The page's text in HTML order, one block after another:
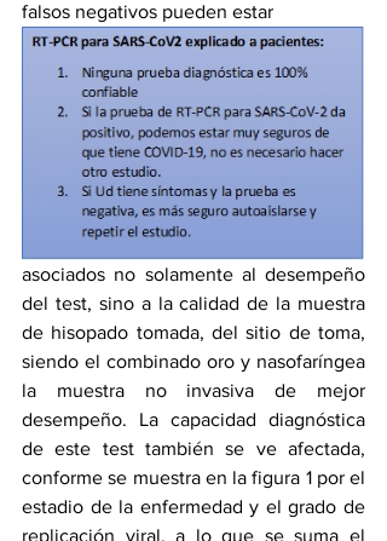
falsos negativos pueden estar
asociados no solamente al desempeño
del test, sino a la calidad de la muestra
de hisopado tomada, del sitio de toma,
siendo el combinado oro y nasofaríngea
la muestra no invasiva de mejor
desempeño. La capacidad diagnóstica
de este test también se ve afectada,
conforme se muestra en la figura 1 por el
estadio de la enfermedad y el grado de
replicación viral, a lo que se suma el